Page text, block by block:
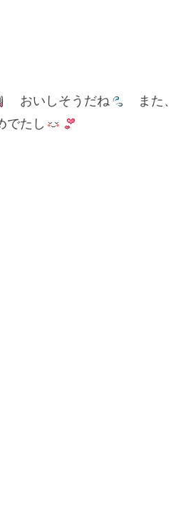
おいしそうだね
また
でたし